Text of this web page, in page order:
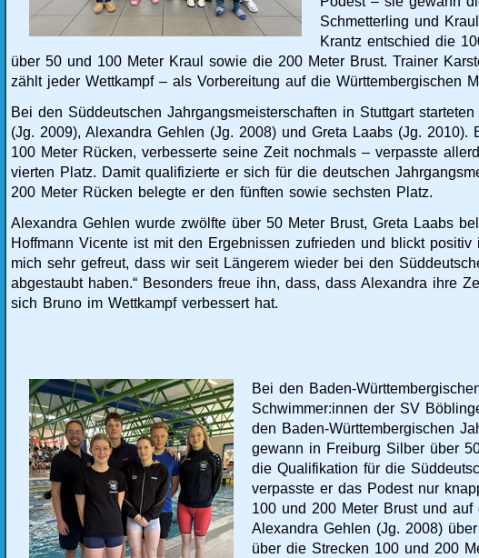
Schmetterling und
Krantz entschied die
über 50 und 100 Meter Kraul sowie die 200 Meter Brust. Trainer
zählt jeder Wettkampf – als Vorbereitung auf die Württembergischen
Bei den Süddeutschen Jahrgangsmeisterschaften in Stuttgart
(Jg. 2009), Alexandra Gehlen (Jg. 2008) und Greta Laabs (Jg.
100 Meter Rücken, verbesserte seine Zeit nochmals – verpasste
vierten Platz. Damit qualifizierte er sich für die deutschen
200 Meter Rücken belegte er den fünften sowie sechsten Platz.
Alexandra Gehlen wurde zwölfte über 50 Meter Brust, Greta Laabs
Hoffmann Vicente ist mit den Ergebnissen zufrieden und blickt
mich sehr gefreut, dass wir seit Längerem wieder bei den
abgestaubt haben.“ Besonders freue ihn, dass, dass Alexandra ihre
sich Bruno im Wettkampf verbessert hat.
Bei den Baden-
Schwimmer:innen der SV
den Baden-Württembergischen
gewann in Freiburg Silber über
die Qualifikation für die
verpasste er das Podest nur
100 und 200 Meter Brust und
Alexandra Gehlen (Jg. 2008)
über die Strecken 100 und 200